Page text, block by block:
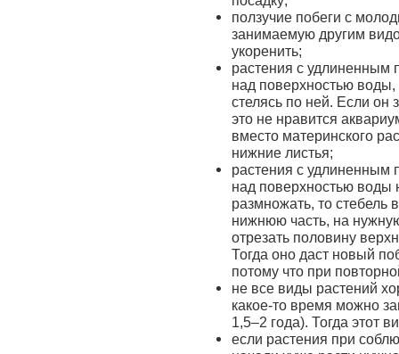
ползучие побеги с
занимаемую другим
укоренить;
растения с удлиненным
над поверхностью воды,
стелясь по ней. Если он
это не нравится
вместо материнского
нижние листья;
растения с удлиненным
над поверхностью воды
размножать, то стебель
нижнюю часть, на
отрезать половину
Тогда оно даст новый
потому что при
не все виды растений
какое-то время можно
1,5–2 года). Тогда этот
если растения при